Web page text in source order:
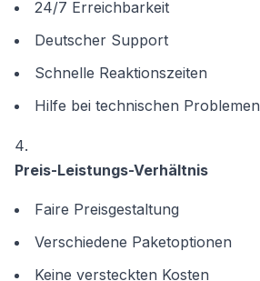
24/7 Erreichbarkeit
Deutscher Support
Schnelle Reaktionszeiten
Hilfe bei technischen Problemen
Preis-Leistungs-Verhältnis
Faire Preisgestaltung
Verschiedene Paketoptionen
Keine versteckten Kosten